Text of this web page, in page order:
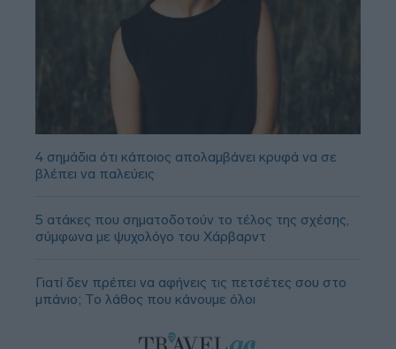
4 σημάδια ότι κάποιος απολαμβάνει κρυφά να σε
βλέπει να παλεύεις
5 ατάκες που σηματοδοτούν το τέλος της σχέσης,
σύμφωνα με ψυχολόγο του Χάρβαρντ
Γιατί δεν πρέπει να αφήνεις τις πετσέτες σου στο
μπάνιο; Το λάθος που κάνουμε όλοι